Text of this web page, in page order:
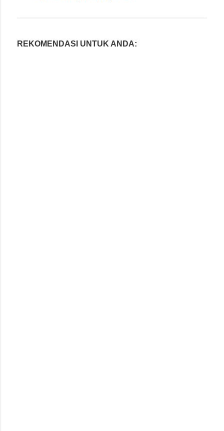
REKOMENDASI UNTUK ANDA: